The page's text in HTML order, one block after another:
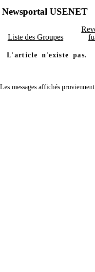
Newsportal USENET
Liste des Groupes
L'article n'existe pas.
Les messages affichés